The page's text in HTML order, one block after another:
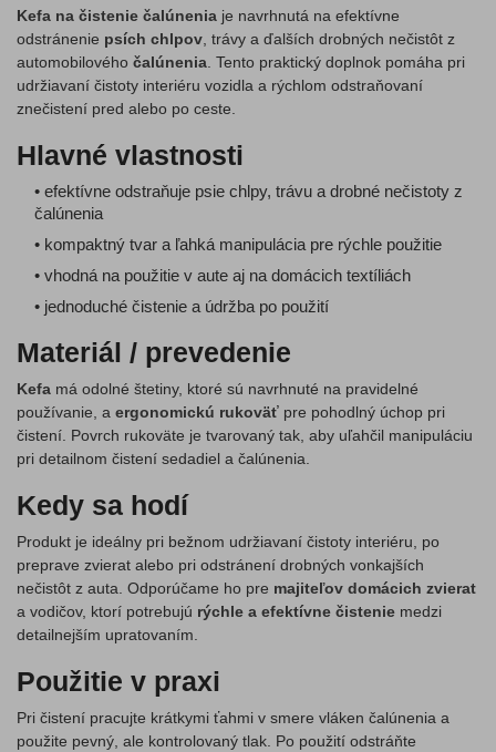
Kefa na čistenie čalúnenia je navrhnutá na efektívne
odstránenie psích chlpov , trávy a ďalších drobných nečistôt z
automobilového čalúnenia . Tento praktický doplnok pomáha pri
udržiavaní čistoty interiéru vozidla a rýchlom odstraňovaní
znečistení pred alebo po ceste.
Hlavné vlastnosti
• efektívne odstraňuje psie chlpy, trávu a drobné nečistoty z
čalúnenia
• kompaktný tvar a ľahká manipulácia pre rýchle použitie
• vhodná na použitie v aute aj na domácich textíliách
• jednoduché čistenie a údržba po použití
Materiál / prevedenie
Kefa má odolné štetiny, ktoré sú navrhnuté na pravidelné
používanie, a ergonomickú rukoväť pre pohodlný úchop pri
čistení. Povrch rukoväte je tvarovaný tak, aby uľahčil manipuláciu
pri detailnom čistení sedadiel a čalúnenia.
Kedy sa hodí
Produkt je ideálny pri bežnom udržiavaní čistoty interiéru, po
preprave zvierat alebo pri odstránení drobných vonkajších
nečistôt z auta. Odporúčame ho pre majiteľov domácich zvierat
a vodičov, ktorí potrebujú rýchle a efektívne čistenie medzi
detailnejším upratovaním.
Použitie v praxi
Pri čistení pracujte krátkymi ťahmi v smere vláken čalúnenia a
použite pevný, ale kontrolovaný tlak. Po použití odstráňte